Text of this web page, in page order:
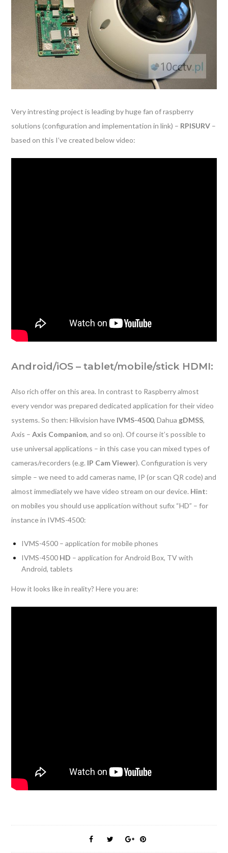
Very intresting project is leading by huge fan of raspberry
solutions (configuration and implementation in link) – RPISURV–
based on this I’ve created below video:
Android/iOS – tablet/mobile/stick HDMI:
Also rich offer on this area. In contrast to Raspberry almost
every vendor was prepared dedicated application for their video
systems. So then: Hikvision have IVMS-4500, Dahua gDMSS,
Axis – Axis Companion, and so on). Of course it’s possible to
use universal applications – in this case you can mixed types of
cameras/recorders (e.g. IP Cam Viewer). Configuration is very
simple – we need to add cameras name, IP (or scan QR code) and
almost immediately we have video stream on our device. Hint:
on mobiles you should use application without sufix “HD” – for
instance in IVMS-4500:
IVMS-4500 – application for mobile phones
IVMS-4500 HD – application for Android Box, TV with
Android, tablets
How it looks like in reality? Here you are: